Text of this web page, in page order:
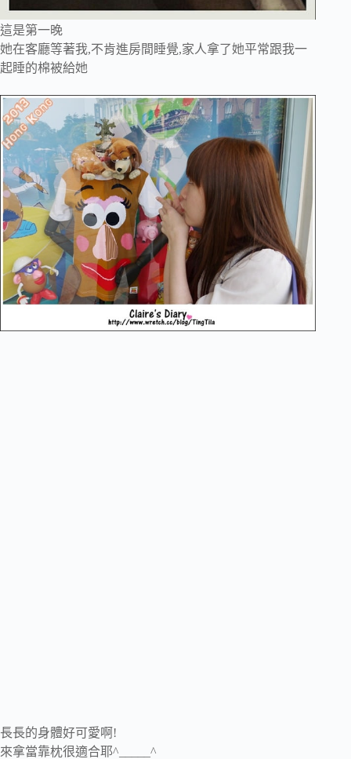
這是第一晚
她在客廳等著我,不肯進房間睡覺,家人拿了她平常跟我一
起睡的棉被給她
長長的身體好可愛啊!
來拿當靠枕很適合耶^_____^